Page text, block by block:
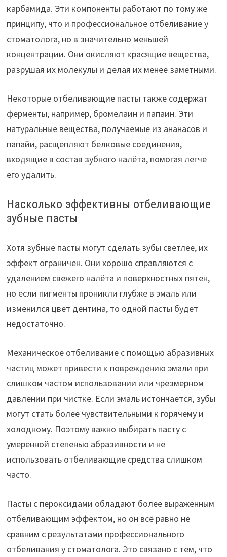
карбамида. Эти компоненты работают по тому же
принципу, что и профессиональное отбеливание у
стоматолога, но в значительно меньшей
концентрации. Они окисляют красящие вещества,
разрушая их молекулы и делая их менее заметными.
Некоторые отбеливающие пасты также содержат
ферменты, например, бромелаин и папаин. Эти
натуральные вещества, получаемые из ананасов и
папайи, расщепляют белковые соединения,
входящие в состав зубного налёта, помогая легче
его удалить.
Насколько эффективны отбеливающие
зубные пасты
Хотя зубные пасты могут сделать зубы светлее, их
эффект ограничен. Они хорошо справляются с
удалением свежего налёта и поверхностных пятен,
но если пигменты проникли глубже в эмаль или
изменился цвет дентина, то одной пасты будет
недостаточно.
Механическое отбеливание с помощью абразивных
частиц может привести к повреждению эмали при
слишком частом использовании или чрезмерном
давлении при чистке. Если эмаль истончается, зубы
могут стать более чувствительными к горячему и
холодному. Поэтому важно выбирать пасту с
умеренной степенью абразивности и не
использовать отбеливающие средства слишком
часто.
Пасты с пероксидами обладают более выраженным
отбеливающим эффектом, но он всё равно не
сравним с результатами профессионального
отбеливания у стоматолога. Это связано с тем, что